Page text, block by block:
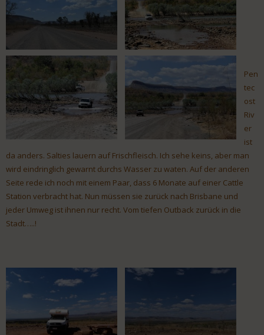
Pen
tec
ost
Riv
er
ist
da anders. Salties lauern auf Frischfleisch. Ich sehe keins, aber man
wird eindringlich gewarnt durchs Wasser zu waten. Auf der anderen
Seite rede ich noch mit einem Paar, dass 6 Monate auf einer Cattle
Station verbracht hat. Nun müssen sie zurück nach Brisbane und
jeder Umweg ist ihnen nur recht. Vom tiefen Outback zurück in die
Stadt…..!